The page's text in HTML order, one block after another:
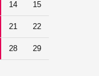
14 15
21 22
28 29